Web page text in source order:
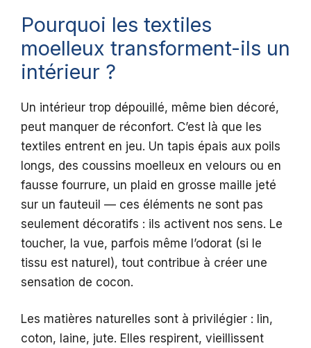
Pourquoi les textiles
moelleux transforment-ils un
intérieur ?
Un intérieur trop dépouillé, même bien décoré,
peut manquer de réconfort. C’est là que les
textiles entrent en jeu. Un tapis épais aux poils
longs, des coussins moelleux en velours ou en
fausse fourrure, un plaid en grosse maille jeté
sur un fauteuil — ces éléments ne sont pas
seulement décoratifs : ils activent nos sens. Le
toucher, la vue, parfois même l’odorat (si le
tissu est naturel), tout contribue à créer une
sensation de cocon.
Les matières naturelles sont à privilégier : lin,
coton, laine, jute. Elles respirent, vieillissent